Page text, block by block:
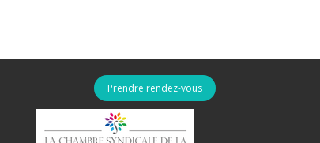
Prendre rendez-vous